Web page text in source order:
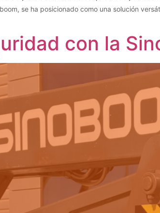
se ha posicionado como una solución
con la